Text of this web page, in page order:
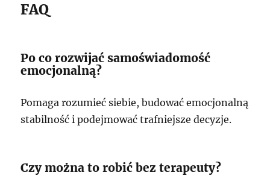
FAQ
Po co rozwijać samoświadomość
emocjonalną?
Pomaga rozumieć siebie, budować emocjonalną
stabilność i podejmować trafniejsze decyzje.
Czy można to robić bez terapeuty?